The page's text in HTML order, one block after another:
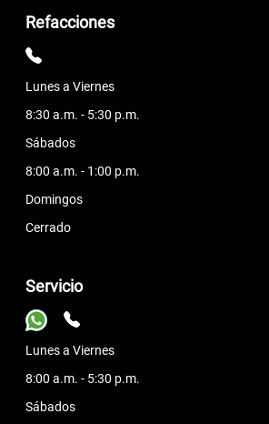
Refacciones
Lunes a Viernes
8:30 a.m. - 5:30 p.m.
Sábados
8:00 a.m. - 1:00 p.m.
Domingos
Cerrado
Servicio
Lunes a Viernes
8:00 a.m. - 5:30 p.m.
Sábados